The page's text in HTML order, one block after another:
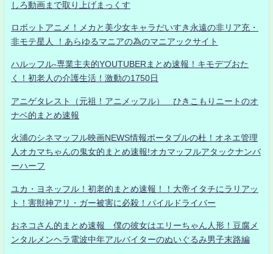
しろ動画まで取り上げまっくす
ロボットアニメ！メカと美少女キャラだいすき永遠の非リア充・
非モテ星人 ！あらゆるマニアの為のマニアックサイト
ハルッフル-専業主夫的YOUTUBERまとめ速報！キモデブおた
く！初老人の介護生活！激動の1750日
アニゲタレスト（元祖！アニメッフル） ひきこもりニートのオ
ナベ的まとめ速報
火浦のシネマッフル映画NEWS情報ポータブルの杜！オネエ管理
人オカマちゃんの鬼女的まとめ速報!オカマッフルアタックナンバ
ーハーフ
ユカ・ヨネッフル！初老的まとめ速報！！大帝イタチにラリアッ
ト！害獣神アリ・ガー被害に必殺！パイルドライバー
おネコさん的まとめ速報 僕の彼女はエリーちゃん人形！豆腐メ
ンタルメンヘラ電波中年アルバイターのぬいぐるみ男子末路編